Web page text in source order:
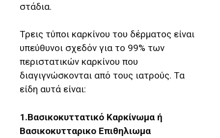
στάδια.
Τρεις τύποι καρκίνου του δέρματος είναι
υπεύθυνοι σχεδόν για το 99% των
περιστατικών καρκίνου που
διαγιγνώσκονται από τους ιατρούς. Τα
είδη αυτά είναι:
1.Βασικοκυττατικό Καρκίνωμα ή
Βασικοκυτταρικο Επιθηλιωμα